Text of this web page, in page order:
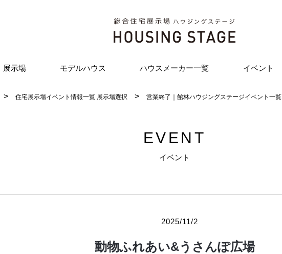
展示場 モデルハウス ハウスメーカー一覧 イベント
住宅展示場イベント情報一覧 展示場選択 営業終了｜館林ハウジングステージイベント一覧
EVENT
イベント
2025/11/2
動物ふれあい&うさんぽ広場